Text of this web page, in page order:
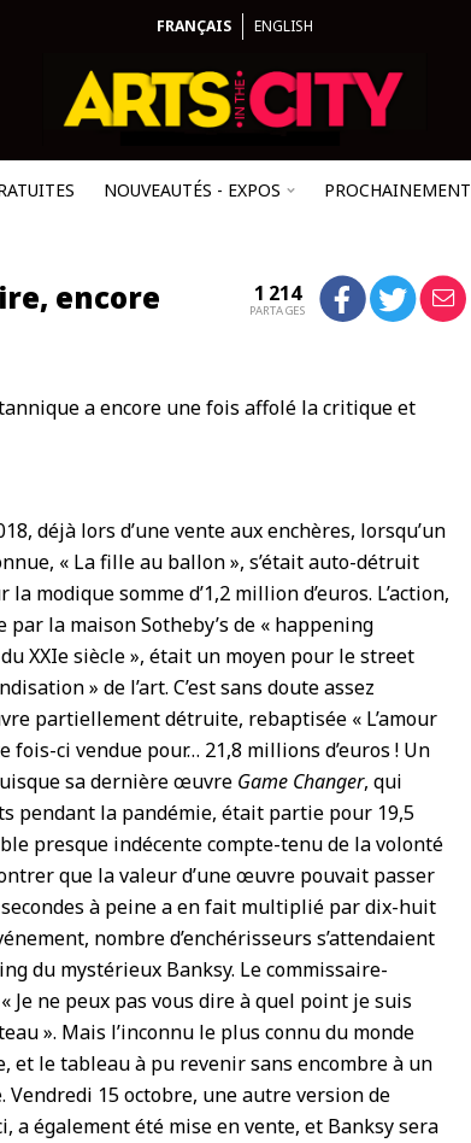
FRANÇAIS ENGLISH
NOUVEAUTÉS - EXPOS PROCHAINEMENT
encore
1 214
PARTAGES
a encore une fois affolé la critique et
déjà lors d’une vente aux enchères, lorsqu’un
« La fille au ballon », s’était auto-détruit
modique somme d’1,2 million d’euros. L’action,
la maison Sotheby’s de « happening
XXIe siècle », était un moyen pour le street
» de l’art. C’est sans doute assez
partiellement détruite, rebaptisée « L’amour
fois-ci vendue pour… 21,8 millions d’euros ! Un
sa dernière œuvre Game Changer, qui
pendant la pandémie, était partie pour 19,5
presque indécente compte-tenu de la volonté
que la valeur d’une œuvre pouvait passer
à peine a en fait multiplié par dix-huit
nombre d’enchérisseurs s’attendaient
du mystérieux Banksy. Le commissaire-
Je ne peux pas vous dire à quel point je suis
». Mais l’inconnu le plus connu du monde
et le tableau à pu revenir sans encombre à un
Vendredi 15 octobre, une autre version de
a également été mise en vente, et Banksy sera